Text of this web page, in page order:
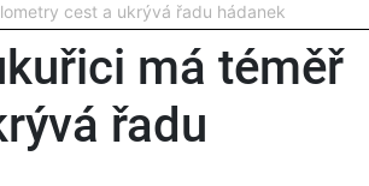
cest a ukrývá řadu hádanek
má téměř
řadu